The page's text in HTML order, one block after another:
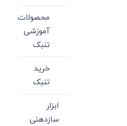
محصولات
آموزشی
تنبک
خرید
تنبک
ابزار
سازدهنی